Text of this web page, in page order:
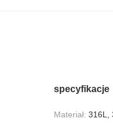
specyfikacje
Materiał: 316L,